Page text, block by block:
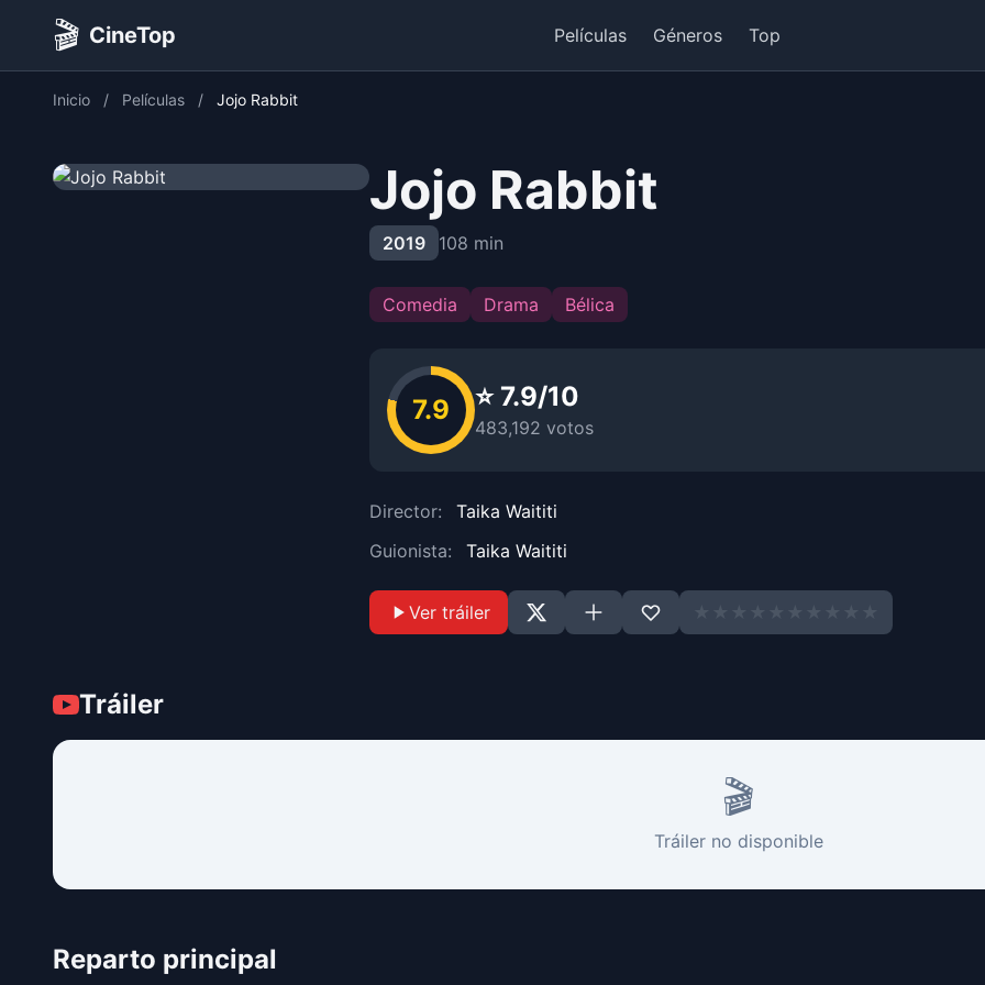
🎬 CineTop Películas Géneros Top
Inicio / Películas / Jojo Rabbit
Jojo Rabbit
2019 108 min
Comedia Drama Bélica
7.9 ⭐ 7.9/10
483,192 votos
Director:
Taika Waititi
Guionista:
Taika Waititi
Ver tráiler
Tráiler
🎬
Tráiler no disponible
Reparto principal